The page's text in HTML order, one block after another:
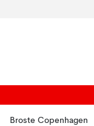
Broste Copenhagen